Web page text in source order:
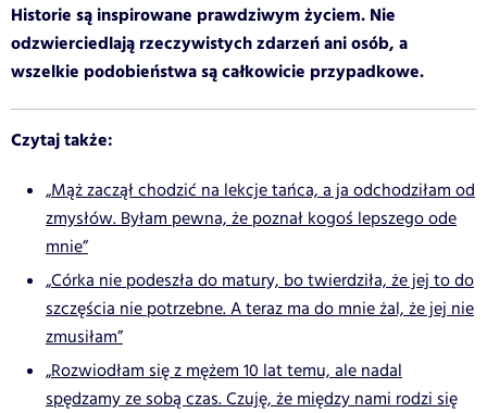
Historie są inspirowane prawdziwym życiem. Nie
odzwierciedlają rzeczywistych zdarzeń ani osób, a
wszelkie podobieństwa są całkowicie przypadkowe.
Czytaj także:
„Mąż zaczął chodzić na lekcje tańca, a ja odchodziłam od
zmysłów. Byłam pewna, że poznał kogoś lepszego ode
mnie”
„Córka nie podeszła do matury, bo twierdziła, że jej to do
szczęścia nie potrzebne. A teraz ma do mnie żal, że jej nie
zmusiłam”
„Rozwiodłam się z mężem 10 lat temu, ale nadal
spędzamy ze sobą czas. Czuję, że między nami rodzi się